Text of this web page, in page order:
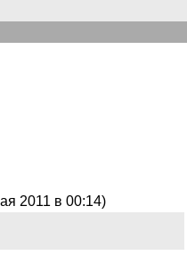
2011 в 00:14)